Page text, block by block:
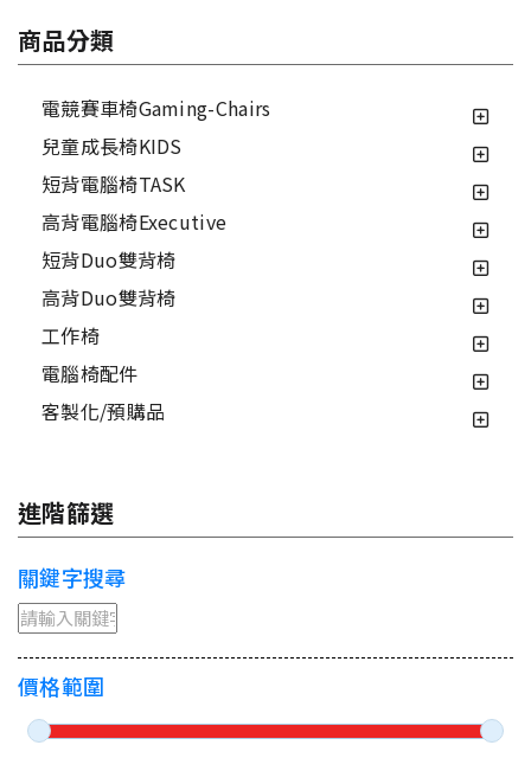
商品分類
電競賽車椅Gaming-Chairs
兒童成長椅KIDS
短背電腦椅TASK
高背電腦椅Executive
短背Duo雙背椅
高背Duo雙背椅
工作椅
電腦椅配件
客製化/預購品
進階篩選
關鍵字搜尋
價格範圍